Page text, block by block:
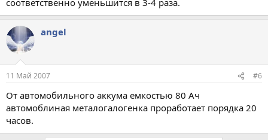
angel
11 Май 2007 #6
От автомобильного аккума емкостью 80 Ач
автомоблиная металогалогенка проработает порядка 20
часов.